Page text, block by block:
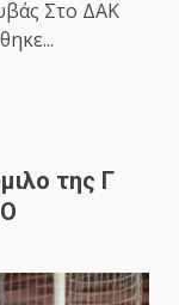
Στο ΔΑΚ
της Γ